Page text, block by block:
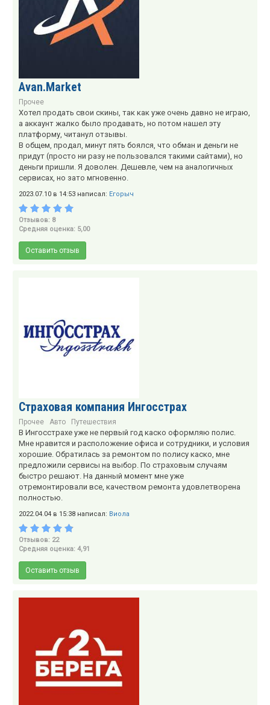
Avan.Market
Прочее
Хотел продать свои скины, так как уже очень давно не играю,
а аккаунт жалко было продавать, но потом нашел эту
платформу, читанул отзывы.
В общем, продал, минут пять боялся, что обман и деньги не
придут (просто ни разу не пользовался такими сайтами), но
деньги пришли. Я доволен. Дешевле, чем на аналогичных
сервисах, но зато мгновенно.
2023.07.10 в 14:53 написал: Егорыч
Отзывов: 8
Средняя оценка: 5,00
Оставить отзыв
Страховая компания Ингосстрах
Прочее Авто Путешествия
В Ингосстрахе уже не первый год каско оформляю полис.
Мне нравится и расположение офиса и сотрудники, и условия
хорошие. Обратилась за ремонтом по полису каско, мне
предложили сервисы на выбор. По страховым случаям
быстро решают. На данный момент мне уже
отремонтировали все, качеством ремонта удовлетворена
полностью.
2022.04.04 в 15:38 написал: Виола
Отзывов: 22
Средняя оценка: 4,91
Оставить отзыв